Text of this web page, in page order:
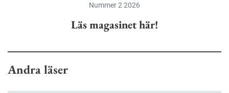
Nummer 2 2026
Läs magasinet här!
Andra läser